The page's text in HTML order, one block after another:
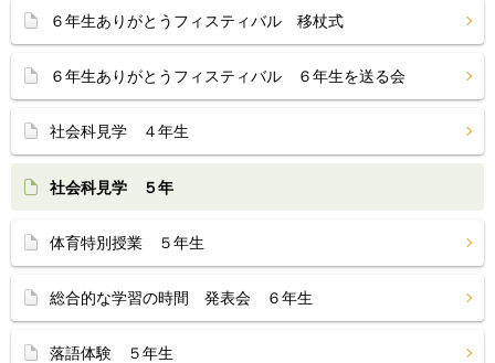
６年生ありがとうフィスティバル 移杖式
６年生ありがとうフィスティバル ６年生を送る会
社会科見学 ４年生
社会科見学 ５年
体育特別授業 ５年生
総合的な学習の時間 発表会 ６年生
落語体験 ５年生